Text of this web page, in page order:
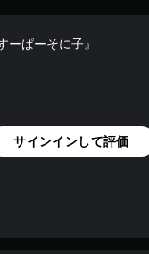
ーぱーそに子』
サインインして評価